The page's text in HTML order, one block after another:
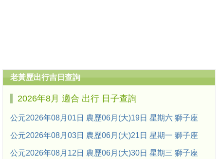
老黃歷出行吉日查詢
2026年8月 適合 出行 日子查詢
公元2026年08月01日 農歷06月(大)19日 星期六 獅子座
公元2026年08月03日 農歷06月(大)21日 星期一 獅子座
公元2026年08月12日 農歷06月(大)30日 星期三 獅子座